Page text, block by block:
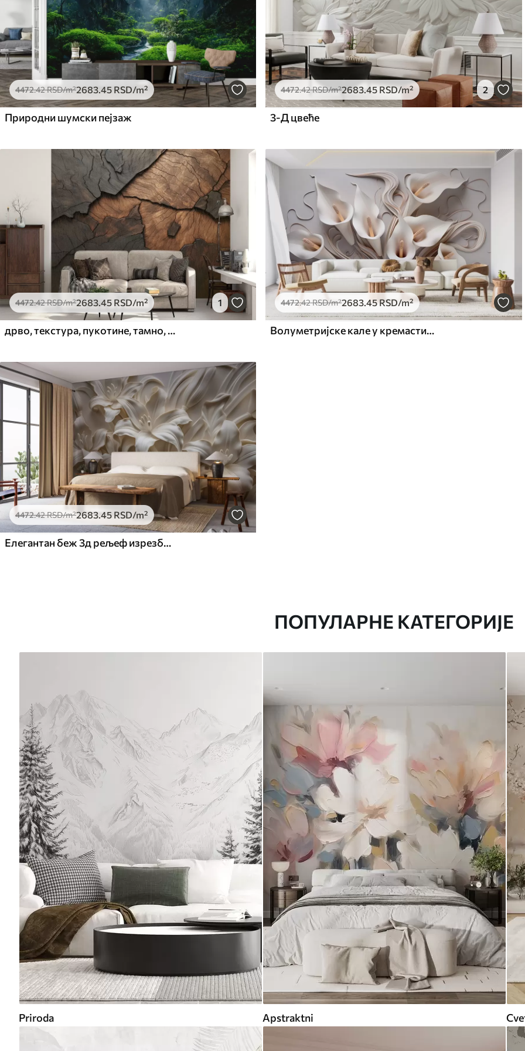
4472.42RSD/m²2683.45 RSD/m²
Природни шумски пејзаж
4472.42RSD/m²2683.45 RSD/m² 2
3-Д цвеће
4472.42RSD/m²2683 .45 RSD/m² 1
дрво, текстура, пукотине, тамно, кора, површина
4472.42RSD/m²2683 .45RSD/m²
Волуметријске кале у кремастим тоновима са 3Д ефектом
4472.42RSD/m²2683.45 RSD/m²
Елегантан беж 3д рељеф изрезбарених љиљана
ПОПУЛАРНЕ КАТЕГОРИЈЕ
Priroda Apstraktni